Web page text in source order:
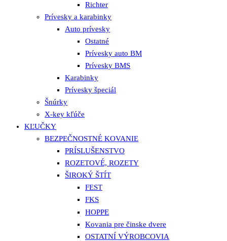
Richter
Prívesky a karabinky
Auto prívesky
Ostatné
Prívesky auto BM
Prívesky BMS
Karabinky
Prívesky špeciál
Šnúrky
X-key kľúče
KĽUČKY
BEZPEČNOSTNÉ KOVANIE
PRÍSLUŠENSTVO
ROZETOVÉ, ROZETY
ŠIROKÝ ŠTÍT
FEST
FKS
HOPPE
Kovania pre činske dvere
OSTATNÍ VÝROBCOVIA